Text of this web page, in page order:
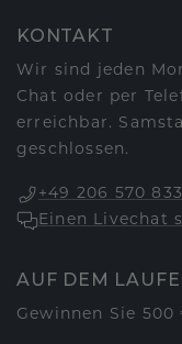
KONTAKT
Wir sind jeden
Chat oder per
erreichbar.
geschlossen.
+49 206 570
Einen Livechat
AUF DEM
Gewinnen Sie